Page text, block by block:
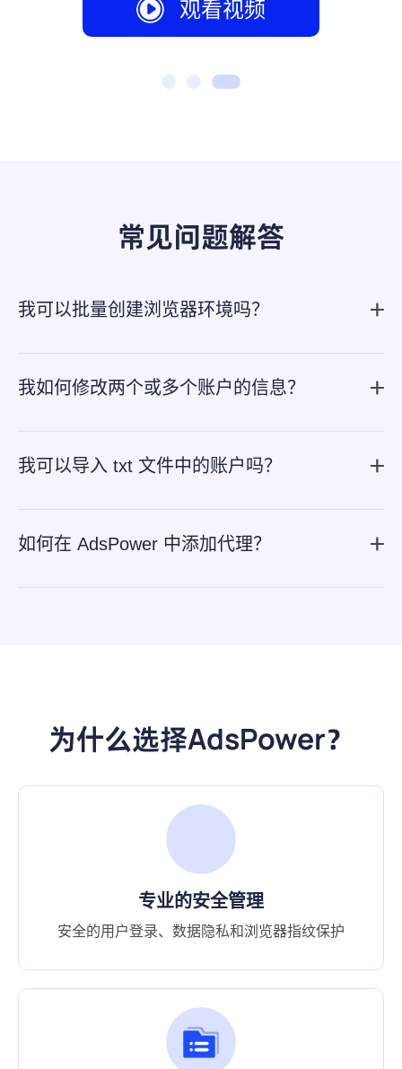
观看视频
常见问题解答
我可以批量创建浏览器环境吗？
是的。点击“新建浏览器”之后，请切换到“批量导入”，通过
导入指定文件来进行批量创建。
我如何修改两个或多个账户的信息？
AdsPower 指纹浏览器也支持批量修改账户信息。导出您
打算修改的所选账户，然后在 Excel 文件中编辑相关信
我可以导入 txt 文件中的账户吗？
现在我们完全支持通过 txt 文件批量导入账户。相较于
Excel 文件，txt 文件可以方便地导入长数据，如 Cookie
如何在 AdsPower 中添加代理？
要在 AdsPower 中设置代理，请前往 “代理管理” - “添加代
为什么选择AdsPower？
轻松管理多账号
轻松创建并管理多个浏览器环境